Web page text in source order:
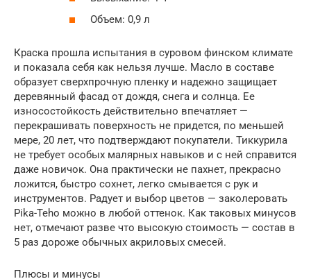
Объем: 0,9 л
Краска прошла испытания в суровом финском климате
и показала себя как нельзя лучше. Масло в составе
образует сверхпрочную пленку и надежно защищает
деревянный фасад от дождя, снега и солнца. Ее
износостойкость действительно впечатляет —
перекрашивать поверхность не придется, по меньшей
мере, 20 лет, что подтверждают покупатели. Тиккурила
не требует особых малярных навыков и с ней справится
даже новичок. Она практически не пахнет, прекрасно
ложится, быстро сохнет, легко смывается с рук и
инструментов. Радует и выбор цветов — заколеровать
Pika-Teho можно в любой оттенок. Как таковых минусов
нет, отмечают разве что высокую стоимость — состав в
5 раз дороже обычных акриловых смесей.
Плюсы и минусы